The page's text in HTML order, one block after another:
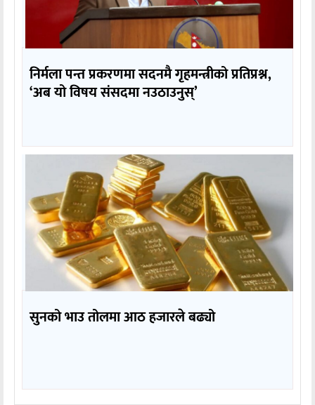
निर्मला पन्त प्रकरणमा सदनमै गृहमन्त्रीको प्रतिप्रश्न,
‘अब यो विषय संसदमा नउठाउनुस्’
सुनको भाउ तोलमा आठ हजारले बढ्यो